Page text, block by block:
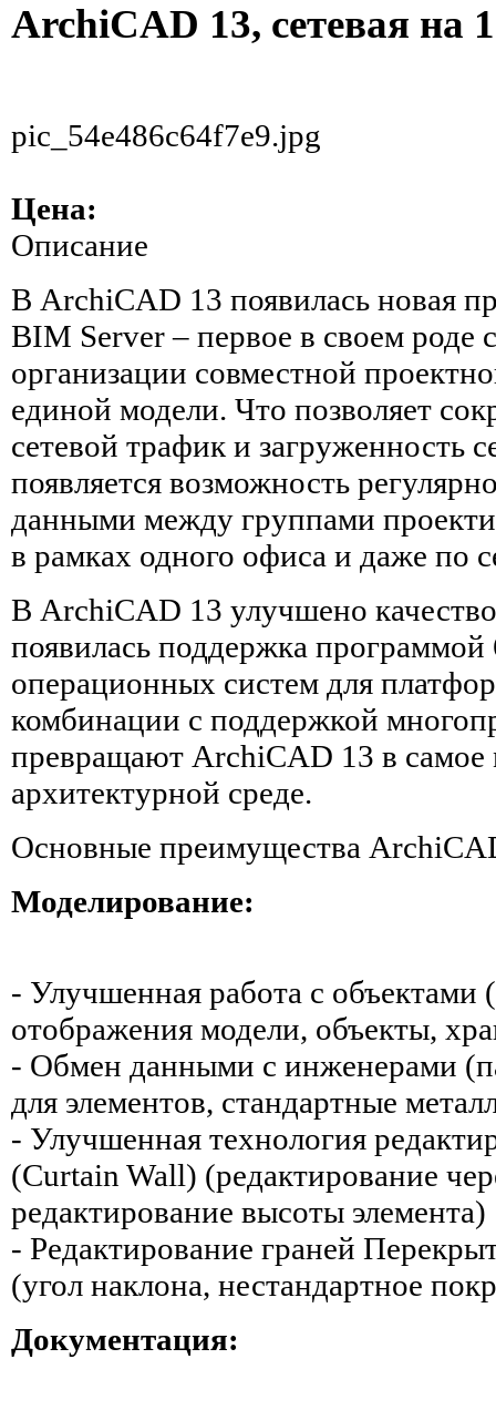
ArchiCAD 13, сетевая на
pic_54e486c64f7e9.jpg
Цена:
Описание
В ArchiCAD 13 появилась новая
BIM Server – первое в своем роде
организации совместной
единой модели. Что позволяет
сетевой трафик и загруженность
появляется возможность
данными между группами
в рамках одного офиса и даже по
В ArchiCAD 13 улучшено
появилась поддержка
операционных систем для
комбинации с поддержкой
превращают ArchiCAD 13 в
архитектурной среде.
Основные преимущества
Моделирование:
- Улучшенная работа с объектами
отображения модели, объекты,
- Обмен данными с инженерами
для элементов, стандартные
- Улучшенная технология
(Curtain Wall) (редактирование
редактирование высоты элемента)
- Редактирование граней
(угол наклона, нестандартное
Документация: